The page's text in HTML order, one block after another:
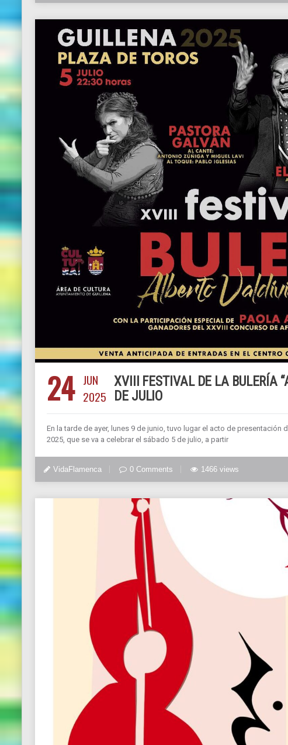
24 JUN
2025
XVIII FESTIVAL DE LA BULERÍA
DE JULIO
En la tarde de ayer, lunes 9 de junio, tuvo lugar el acto de presentación
2025, que se va a celebrar el sábado 5 de julio, a partir
VidaFlamenca 0 Comments 1466 views